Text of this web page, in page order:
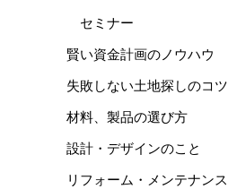
セミナー
賢い資金計画のノウハウ
失敗しない土地探しのコツ
材料、製品の選び方
設計・デザインのこと
リフォーム・メンテナンス